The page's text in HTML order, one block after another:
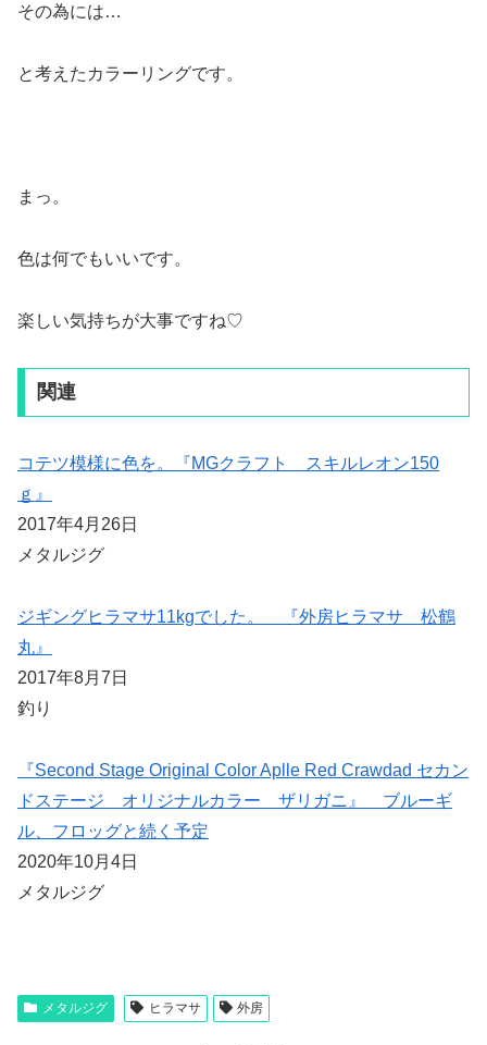
その為には…
と考えたカラーリングです。
まっ。
色は何でもいいです。
楽しい気持ちが大事ですね♡
関連
コテツ模様に色を。『MGクラフト スキルレオン150
ｇ』
2017年4月26日
メタルジグ
ジギングヒラマサ11kgでした。 『外房ヒラマサ 松鶴
丸』
2017年8月7日
釣り
『Second Stage Original Color Aplle Red Crawdad セカン
ドステージ オリジナルカラー ザリガニ』 ブルーギ
ル、フロッグと続く予定
2020年10月4日
メタルジグ
メタルジグ ヒラマサ 外房